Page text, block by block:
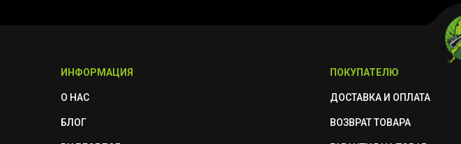
ИНФОРМАЦИЯ
О НАС
БЛОГ
ПОКУПАТЕЛЮ
ДОСТАВКА И ОПЛАТА
ВОЗВРАТ ТОВАРА